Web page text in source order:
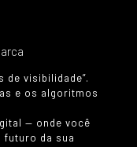
de visibilidade”.
e os algoritmos
— onde você
futuro da sua